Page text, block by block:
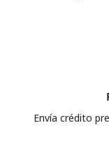
Envía crédito